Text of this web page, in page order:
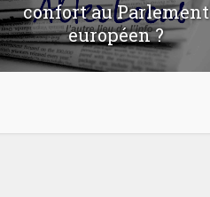
confort au Parlement
européen ?